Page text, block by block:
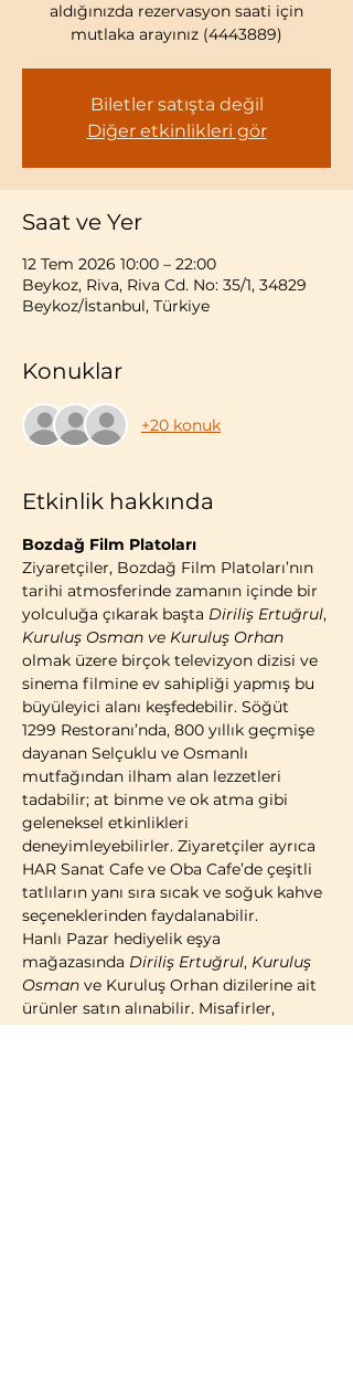
aldığınızda rezervasyon saati için
mutlaka arayınız (4443889)
Biletler satışta değil
Diğer etkinlikleri gör
Saat ve Yer
12 Tem 2026 10:00 – 22:00
Beykoz, Riva, Riva Cd. No: 35/1, 34829
Beykoz/İstanbul, Türkiye
Konuklar
+20 konuk
Etkinlik hakkında
Bozdağ Film Platoları
Ziyaretçiler, Bozdağ Film Platoları’nın
tarihi atmosferinde zamanın içinde bir
yolculuğa çıkarak başta Diriliş Ertuğrul,
Kuruluş Osman ve Kuruluş Orhan
olmak üzere birçok televizyon dizisi ve
sinema filmine ev sahipliği yapmış bu
büyüleyici alanı keşfedebilir. Söğüt
1299 Restoranı’nda, 800 yıllık geçmişe
dayanan Selçuklu ve Osmanlı
mutfağından ilham alan lezzetleri
tadabilir; at binme ve ok atma gibi
geleneksel etkinlikleri
deneyimleyebilirler. Ziyaretçiler ayrıca
HAR Sanat Cafe ve Oba Cafe’de çeşitli
tatlıların yanı sıra sıcak ve soğuk kahve
seçeneklerinden faydalanabilir.
Hanlı Pazar hediyelik eşya
mağazasında Diriliş Ertuğrul, Kuruluş
Osman ve Kuruluş Orhan dizilerine ait
ürünler satın alınabilir. Misafirler,
geleneksel Türk çadırı konseptinde